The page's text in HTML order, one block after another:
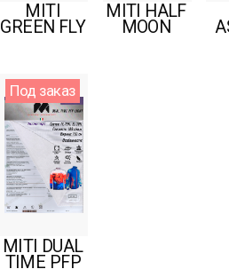
MITI
GREEN FLY
MITI HALF
MOON
Под заказ
MITI DUAL
TIME PFP